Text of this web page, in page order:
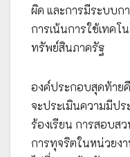
ผิด และการมีระบบก
การเน้นการใช้เทคโ
ทรัพย์สินภาครัฐ
องค์ประกอบสุดท้าย
จะประเมินความมีป
ร้องเรียน การสอบส
การทุจริตในหน่วยง